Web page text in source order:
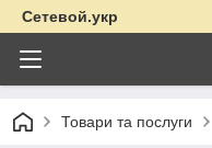
Сетевой.укр
Товари та послуги